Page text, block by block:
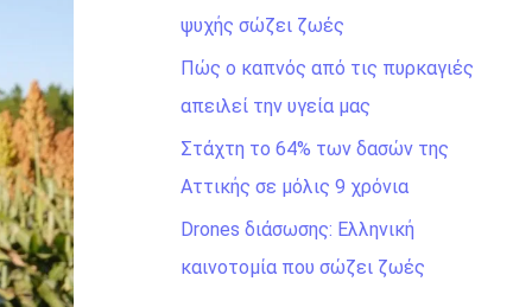
η
σ
ψυχής σώζει ζωές
Πώς ο καπνός από τις πυρκαγιές
απειλεί την υγεία μας
Στάχτη το 64% των δασών της
Αττικής σε μόλις 9 χρόνια
Drones διάσωσης: Ελληνική
καινοτομία που σώζει ζωές